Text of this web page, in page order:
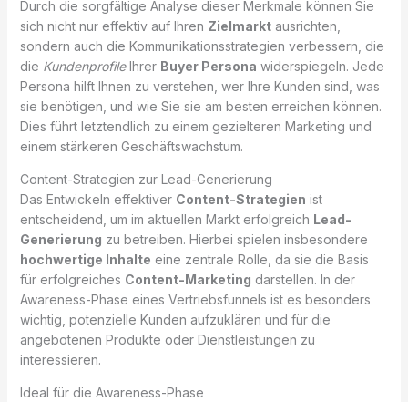
Durch die sorgfältige Analyse dieser Merkmale können Sie
sich nicht nur effektiv auf Ihren Zielmarktausrichten,
sondern auch die Kommunikationsstrategien verbessern, die
die KundenprofileIhrer Buyer Persona widerspiegeln. Jede
Persona hilft Ihnen zu verstehen, wer Ihre Kunden sind, was
sie benötigen, und wie Sie sie am besten erreichen können.
Dies führt letztendlich zu einem gezielteren Marketing und
einem stärkeren Geschäftswachstum.
Content-Strategien zur Lead-Generierung
Das Entwickeln effektiver Content-Strategien ist
entscheidend, um im aktuellen Markt erfolgreich Lead-
Generierung zu betreiben. Hierbei spielen insbesondere
hochwertige Inhalte eine zentrale Rolle, da sie die Basis
für erfolgreiches Content-Marketing darstellen. In der
Awareness-Phase eines Vertriebsfunnels ist es besonders
wichtig, potenzielle Kunden aufzuklären und für die
angebotenen Produkte oder Dienstleistungen zu
interessieren.
Ideal für die Awareness-Phase